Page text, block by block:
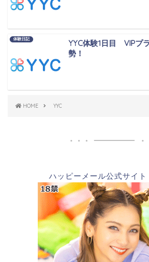
体験日記
YYC体験1日目 VIPプ
勢！
HOME YYC
ハッピーメール公式サイト